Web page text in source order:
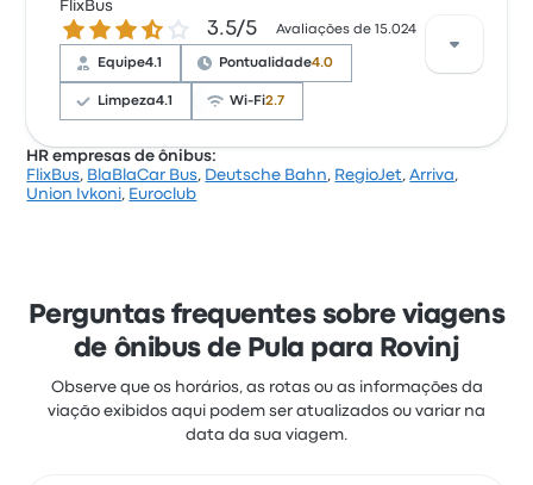
estrelas no Busbud. Os viajantes ficaram satisfeitos
principalmente com a limpeza e o acesso às
passagens de Nomago nesta viagem custam a
partir de R$ 47
FlixBus
3.5 de 5 estrelas 3.5/5 Avaliações de 15.024
Equipe4.1 Pontualidade4.0
Limpeza4.1 Wi-Fi2.7
Com base em 15024 avaliações, a empresa tem 3.5
de R$ 45
HR empresas de ônibus:
FlixBus, BlaBlaCar Bus, Deutsche Bahn, RegioJet,Arriva,
Union Ivkoni, Euroclub
Perguntas frequentes sobre viagens
de ônibus de Pula para Rovinj
Observe que os horários, as rotas ou as informações da
viação exibidos aqui podem ser atualizados ou variar na
data da sua viagem.